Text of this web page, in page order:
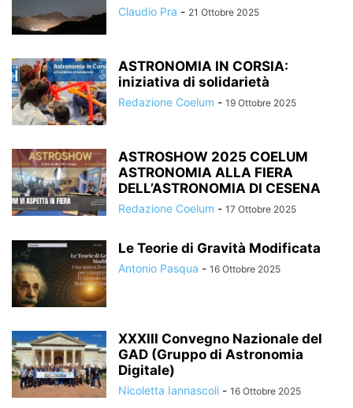
Claudio Pra - 21 Ottobre 2025
ASTRONOMIA IN CORSIA:
iniziativa di solidarietà
Redazione Coelum - 19 Ottobre 2025
ASTROSHOW 2025 COELUM
ASTRONOMIA ALLA FIERA
DELL’ASTRONOMIA DI CESENA
Redazione Coelum - 17 Ottobre 2025
Le Teorie di Gravità Modificata
Antonio Pasqua - 16 Ottobre 2025
XXXIII Convegno Nazionale del
GAD (Gruppo di Astronomia
Digitale)
Nicoletta Iannascoli - 16 Ottobre 2025